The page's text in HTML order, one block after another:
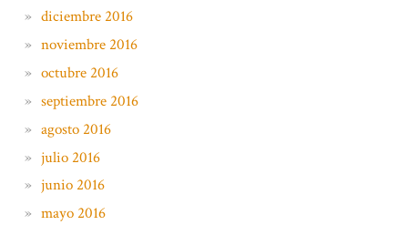
diciembre 2016
noviembre 2016
octubre 2016
septiembre 2016
agosto 2016
julio 2016
junio 2016
mayo 2016